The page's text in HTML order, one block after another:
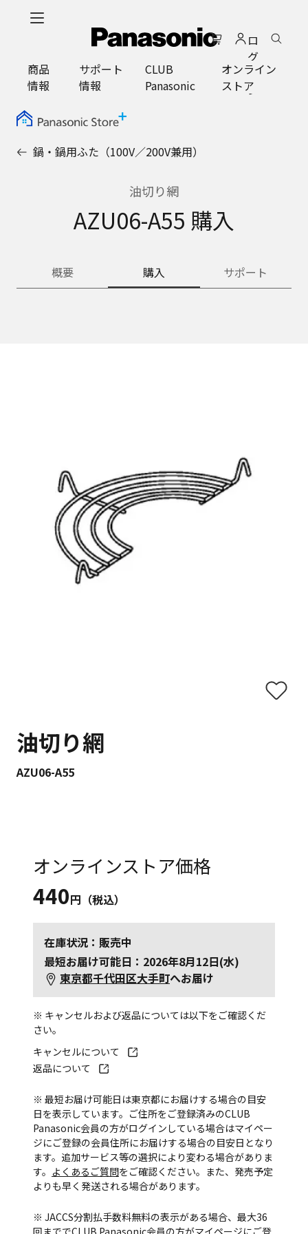
ロ
グ
イ
ン
商品
情報
サポート
情報
CLUB
Panasonic
オンライン
ストア
鍋・鍋用ふた（100V／200V兼用）
油切り網
AZU06-A55 購入
概要 購入 サポート
油切り網
AZU06-A55
オンラインストア価格
440円（税込）
在庫状況：販売中
最短お届け可能日：2026年8月12日(水)
東京都千代田区大手町へお届け
※ キャンセルおよび返品については以下をご確認くだ
さい。
キャンセルについて
返品について
※ 最短お届け可能日は東京都にお届けする場合の目安
日を表示しています。ご住所をご登録済みのCLUB
Panasonic会員の方がログインしている場合はマイペー
ジにご登録の会員住所にお届けする場合の目安日となり
ます。追加サービス等の選択により変わる場合がありま
す。 よくあるご質問をご確認ください。また、発売予定
よりも早く発送される場合があります。
※ JACCS分割払手数料無料の表示がある場合、最大36
回まででCLUB Panasonic会員の方がマイページにご登